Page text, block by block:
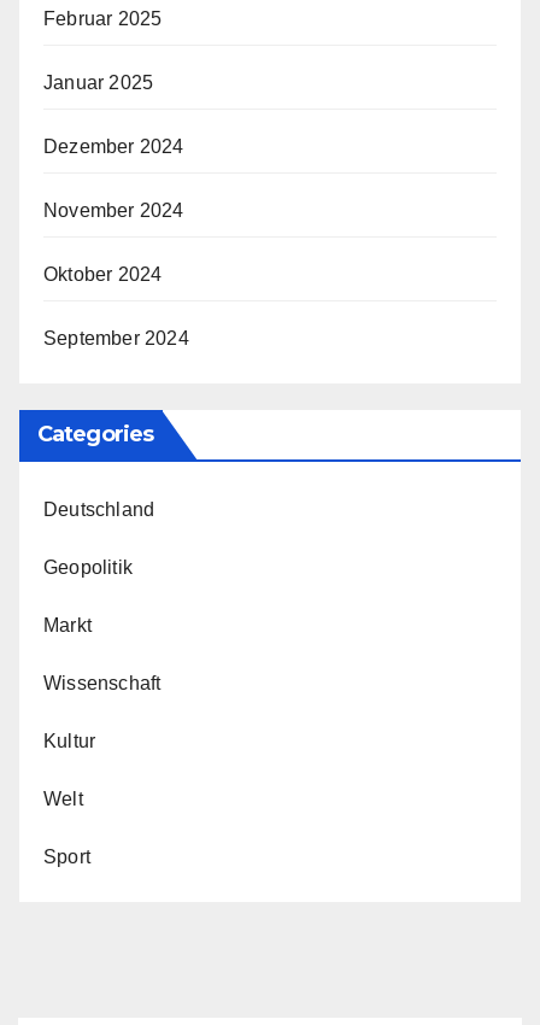
Februar 2025
Januar 2025
Dezember 2024
November 2024
Oktober 2024
September 2024
Categories
Deutschland
Geopolitik
Markt
Wissenschaft
Kultur
Welt
Sport